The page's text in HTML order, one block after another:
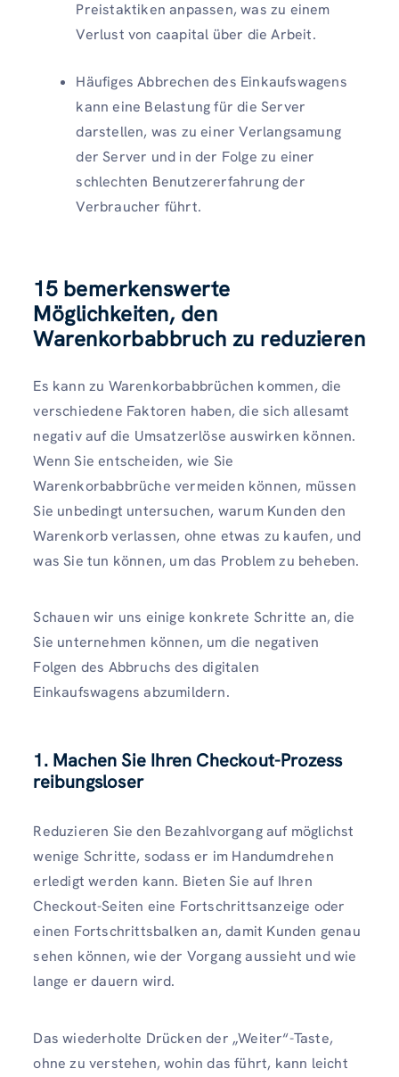
Preistaktiken anpassen, was zu einem
Verlust von caapital über die Arbeit.
Häufiges Abbrechen des Einkaufswagens
kann eine Belastung für die Server
darstellen, was zu einer Verlangsamung
der Server und in der Folge zu einer
schlechten Benutzererfahrung der
Verbraucher führt.
15 bemerkenswerte
Möglichkeiten, den
Warenkorbabbruch zu reduzieren
Es kann zu Warenkorbabbrüchen kommen, die
verschiedene Faktoren haben, die sich allesamt
negativ auf die Umsatzerlöse auswirken können.
Wenn Sie entscheiden, wie Sie
Warenkorbabbrüche vermeiden können, müssen
Sie unbedingt untersuchen, warum Kunden den
Warenkorb verlassen, ohne etwas zu kaufen, und
was Sie tun können, um das Problem zu beheben.
Schauen wir uns einige konkrete Schritte an, die
Sie unternehmen können, um die negativen
Folgen des Abbruchs des digitalen
Einkaufswagens abzumildern.
1. Machen Sie Ihren Checkout-Prozess
reibungsloser
Reduzieren Sie den Bezahlvorgang auf möglichst
wenige Schritte, sodass er im Handumdrehen
erledigt werden kann. Bieten Sie auf Ihren
Checkout-Seiten eine Fortschrittsanzeige oder
einen Fortschrittsbalken an, damit Kunden genau
sehen können, wie der Vorgang aussieht und wie
lange er dauern wird.
Das wiederholte Drücken der „Weiter“-Taste,
ohne zu verstehen, wohin das führt, kann leicht